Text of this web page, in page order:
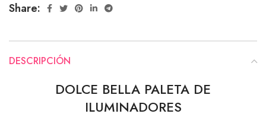
Share:
DESCRIPCIÓN
DOLCE BELLA PALETA DE
ILUMINADORES